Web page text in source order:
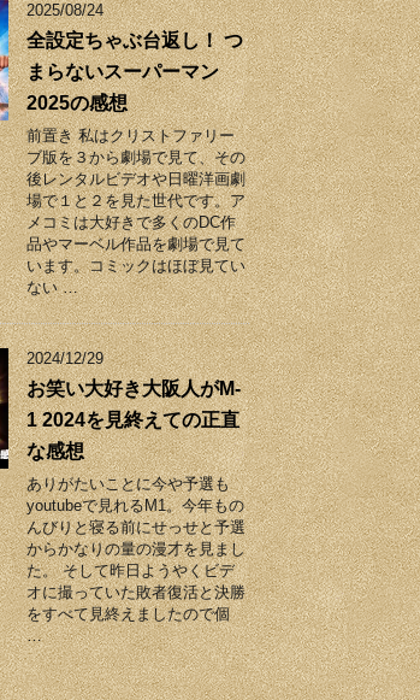
2025/08/24
全設定ちゃぶ台返し！ つ
まらないスーパーマン
2025の感想
前置き 私はクリストファリー
ブ版を３から劇場で見て、その
後レンタルビデオや日曜洋画劇
場で１と２を見た世代です。ア
メコミは大好きで多くのDC作
品やマーベル作品を劇場で見て
います。コミックはほぼ見てい
ない …
2024/12/29
お笑い大好き大阪人がM-
1 2024を見終えての正直
な感想
ありがたいことに今や予選も
youtubeで見れるM1。今年もの
んびりと寝る前にせっせと予選
からかなりの量の漫才を見まし
た。 そして昨日ようやくビデ
オに撮っていた敗者復活と決勝
をすべて見終えましたので個
…